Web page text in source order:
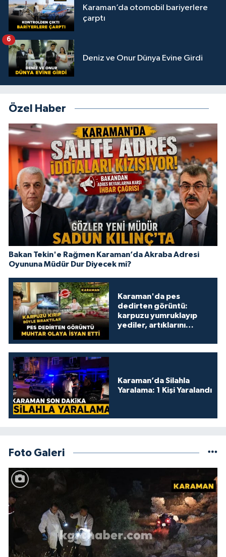
Karaman’da otomobil bariyerlere
çarptı
Deniz ve Onur Dünya Evine Girdi
6
Özel Haber
Bakan Tekin'e Rağmen Karaman’da Akraba Adresi
Oyununa Müdür Dur Diyecek mi?
Karaman'da pes
dedirten görüntü:
karpuzu yumruklayıp
yediler, artıklarını
Karaman’da Silahla
Yaralama: 1 Kişi Yaralandı
Foto Galeri